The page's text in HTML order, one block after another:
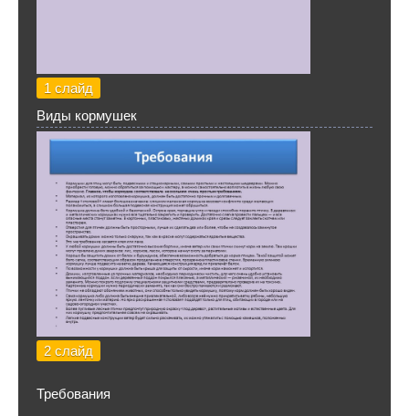
1 слайд
Виды кормушек
2 слайд
Требования